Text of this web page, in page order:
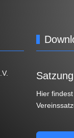
Satzung
Hier